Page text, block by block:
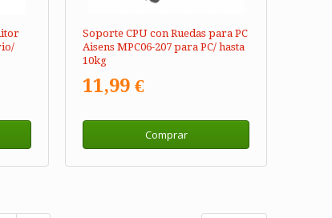
Soporte CPU con Ruedas para PC
Aisens MPC06-207 para PC/ hasta
10kg
11,99 €
Comprar